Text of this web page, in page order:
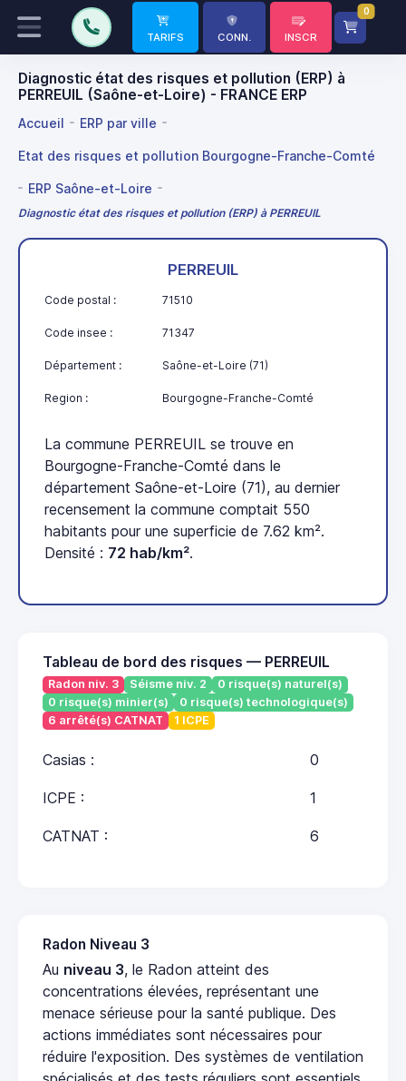
TARIFS CONN. INSCR
0
Diagnostic état des risques et pollution (ERP) à
PERREUIL (Saône-et-Loire) - FRANCE ERP
Accueil ERP par ville
Etat des risques et pollution Bourgogne-Franche-Comté
ERP Saône-et-Loire
Diagnostic état des risques et pollution (ERP) à PERREUIL
PERREUIL
Code postal : 71510
Code insee : 71347
Département : Saône-et-Loire (71)
Region : Bourgogne-Franche-Comté
La commune PERREUIL se trouve en
Bourgogne-Franche-Comté dans le
département Saône-et-Loire (71), au dernier
recensement la commune comptait 550
habitants pour une superficie de 7.62 km².
Densité : 72 hab/km².
Tableau de bord des risques — PERREUIL
Radon niv. 3 Séisme niv. 2
0 risque(s) naturel(s)
0 risque(s) minier(s)
0 risque(s) technologique(s)
6 arrêté(s) CATNAT
1 ICPE
Casias : 0
ICPE : 1
CATNAT : 6
Radon Niveau 3
Au niveau 3, le Radon atteint des
concentrations élevées, représentant une
menace sérieuse pour la santé publique. Des
actions immédiates sont nécessaires pour
réduire l'exposition. Des systèmes de ventilation